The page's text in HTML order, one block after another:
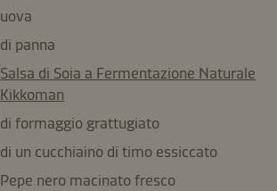
uova
di panna
Salsa di Soia a Fermentazione Naturale
Kikkoman
di formaggio grattugiato
di un cucchiaino di timo essiccato
Pepe nero macinato fresco